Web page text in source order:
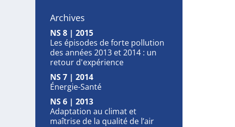
Archives
NS 8 | 2015
Les épisodes de forte pollution
des années 2013 et 2014 : un
retour d'expérience
NS 7 | 2014
Énergie-Santé
NS 6 | 2013
Adaptation au climat et
maîtrise de la qualité de l’air